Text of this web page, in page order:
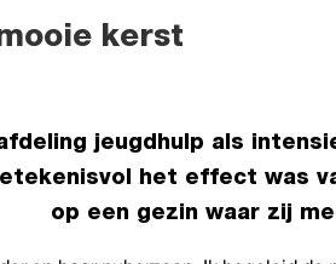
kerst
jeugdhulp als
het effect was
op een gezin waar zij